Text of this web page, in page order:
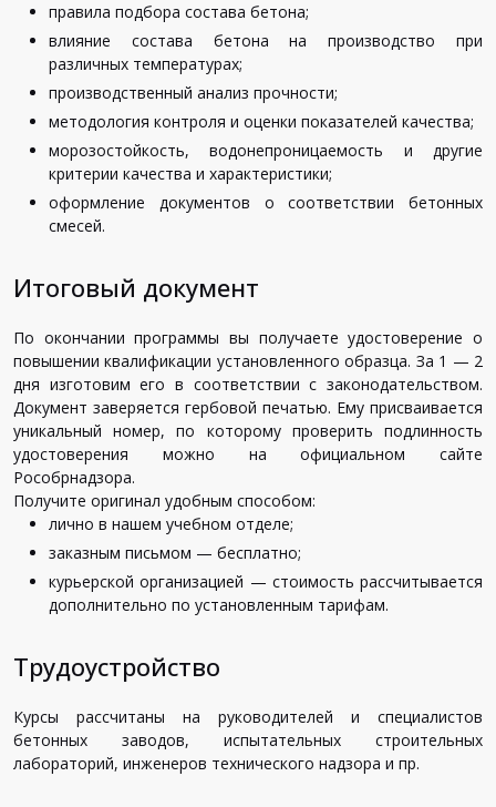
правила подбора состава бетона;
влияние состава бетона на производство при
различных температурах;
производственный анализ прочности;
методология контроля и оценки показателей качества;
морозостойкость, водонепроницаемость и другие
критерии качества и характеристики;
оформление документов о соответствии бетонных
смесей.
Итоговый документ
По окончании программы вы получаете удостоверение о
повышении квалификации установленного образца. За 1 — 2
дня изготовим его в соответствии с законодательством.
Документ заверяется гербовой печатью. Ему присваивается
уникальный номер, по которому проверить подлинность
удостоверения можно на официальном сайте
Рособрнадзора.
Получите оригинал удобным способом:
лично в нашем учебном отделе;
заказным письмом — бесплатно;
курьерской организацией — стоимость рассчитывается
дополнительно по установленным тарифам.
Трудоустройство
Курсы рассчитаны на руководителей и специалистов
бетонных заводов, испытательных строительных
лабораторий, инженеров технического надзора и пр.